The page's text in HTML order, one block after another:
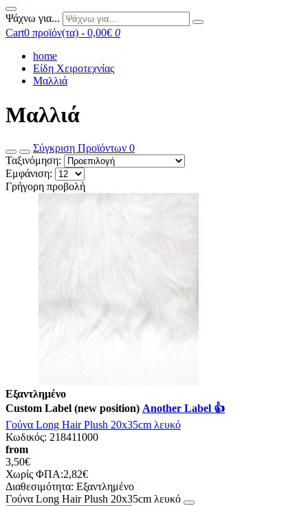
Ψάχνω για...
Cart0 προϊόν(τα) - 0,00€ 0
home
Είδη Χειροτεχνίας
Μαλλιά
Μαλλιά
Σύγκριση Προϊόντων 0
Ταξινόμηση:
Εμφάνιση:
Γρήγορη προβολή
Εξαντλημένο
Custom Label (new position) Another Label 👍
Γούνα Long Hair Plush 20x35cm λευκό
Κωδικός: 218411000
from
3,50€
Χωρίς ΦΠΑ:2,82€
Διαθεσιμότητα: Εξαντλημένο
Γούνα Long Hair Plush 20x35cm λευκό